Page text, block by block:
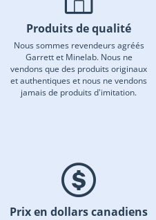
Produits de qualité
Nous sommes revendeurs agréés
Garrett et Minelab. Nous ne
vendons que des produits originaux
et authentiques et nous ne vendons
jamais de produits d'imitation.
Prix en dollars canadiens